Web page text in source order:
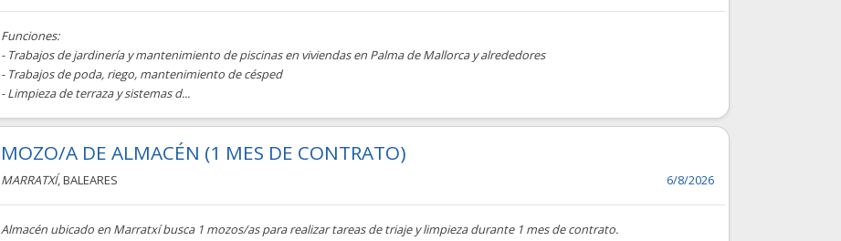
Funciones:
- Trabajos de jardinería y mantenimiento de piscinas en viviendas en Palma de Mallorca y alrededores
- Trabajos de poda, riego, mantenimiento de césped
- Limpieza de terraza y sistemas d...
MOZO/A DE ALMACÉN (1 MES DE CONTRATO)
MARRATXÍ, BALEARES 6/8/2026
Almacén ubicado en Marratxí busca 1 mozos/as para realizar tareas de triaje y limpieza durante 1 mes de contrato.